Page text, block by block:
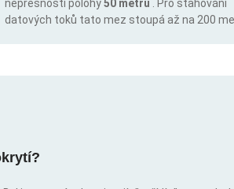
nepřesností polohy50 metrů
. Pro stahování
datových toků tato mez stoupá až na 200